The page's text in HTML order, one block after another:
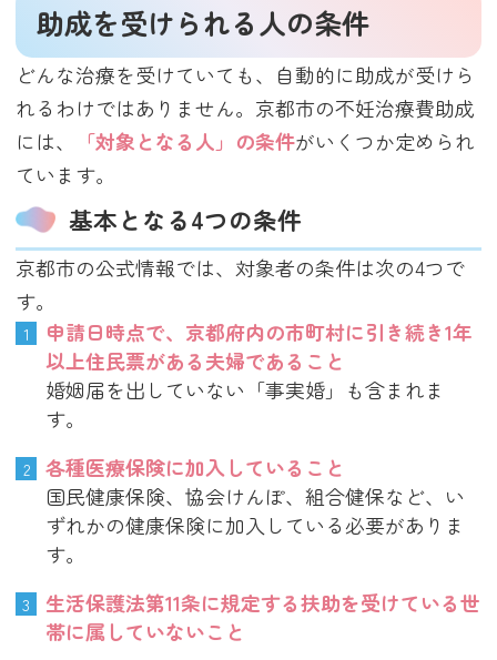
助成を受けられる人の条件
どんな治療を受けていても、自動的に助成が受けら
れるわけではありません。京都市の不妊治療費助成
には、
「対象となる人」の条件がいくつか定められ
ています。
基本となる4つの条件
京都市の公式情報では、対象者の条件は次の4つで
す。
申請日時点で、京都府内の市町村に引き続き1年
以上住民票がある夫婦であること
婚姻届を出していない「事実婚」も含まれま
す。
各種医療保険に加入していること
国民健康保険、協会けんぽ、組合健保など、い
ずれかの健康保険に加入している必要がありま
す。
生活保護法第11条に規定する扶助を受けている世
帯に属していないこと